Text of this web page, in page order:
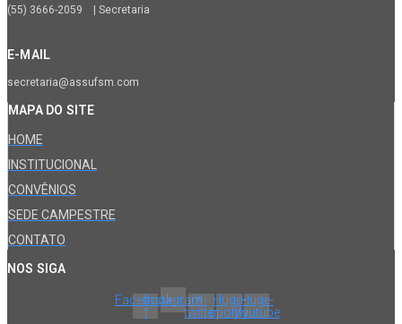
(55) 3666-2059 | Secretaria
E-MAIL
secretaria@assufsm.com
MAPA DO SITE
HOME
INSTITUCIONAL
CONVÊNIOS
SEDE CAMPESTRE
CONTATO
NOS SIGA
Facebook-
f
InstagramX-
twitter
Huge-
spotify
Huge-
youtube